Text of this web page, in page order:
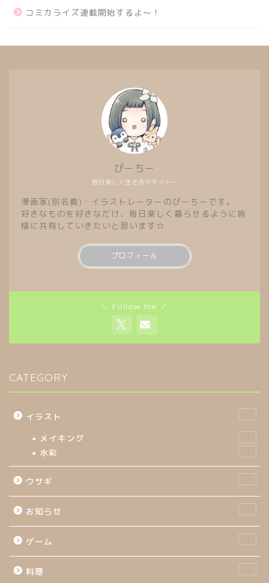
コミカライズ連載開始するよ～！
毎日楽しく生きるがモットー
ぴーちー
漫画家(別名義)・イラストレーターのぴーちーです。
好きなものを好きなだけ、毎日楽しく暮らせるように皆
様に共有していきたいと思います☆
プロフィール
＼ Follow me ／
CATEGORY
イラスト 17
メイキング 4
水彩
ウサギ
お知らせ
ゲーム
料理 4